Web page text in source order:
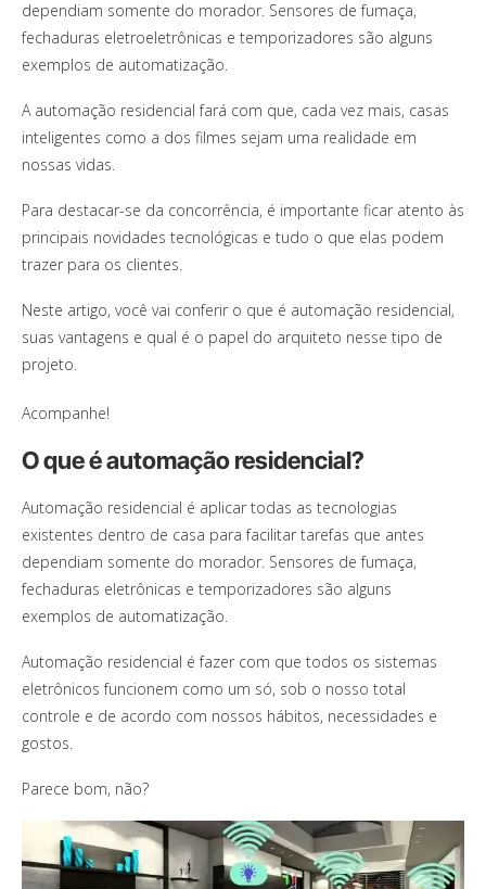
dependiam somente do morador. Sensores de fumaça,
fechaduras eletroeletrônicas e temporizadores são alguns
exemplos de automatização.
A automação residencial fará com que, cada vez mais, casas
inteligentes como a dos filmes sejam uma realidade em
nossas vidas.
Para destacar-se da concorrência, é importante ficar atento às
principais novidades tecnológicas e tudo o que elas podem
trazer para os clientes.
Neste artigo, você vai conferir o que é automação residencial,
suas vantagens e qual é o papel do arquiteto nesse tipo de
projeto.
Acompanhe!
O que é automação residencial?
Automação residencial é aplicar todas as tecnologias
existentes dentro de casa para facilitar tarefas que antes
dependiam somente do morador. Sensores de fumaça,
fechaduras eletrônicas e temporizadores são alguns
exemplos de automatização.
Automação residencial é fazer com que todos os sistemas
eletrônicos funcionem como um só, sob o nosso total
controle e de acordo com nossos hábitos, necessidades e
gostos.
Parece bom, não?